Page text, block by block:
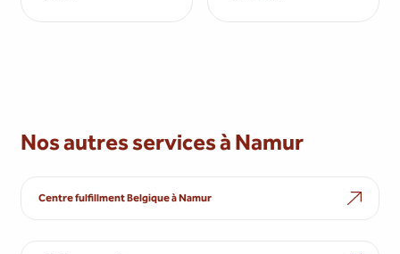
Nos autres services à Namur
Centre fulfillment Belgique à Namur